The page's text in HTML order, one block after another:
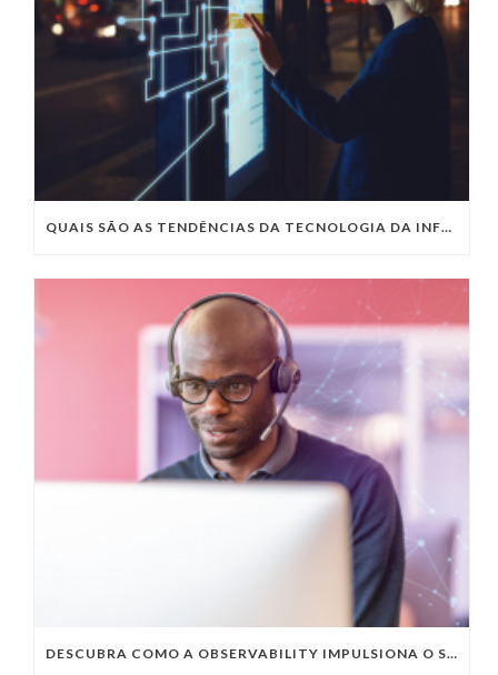
QUAIS SÃO AS TENDÊNCIAS DA TECNOLOGIA DA INFORMAÇÃO PARA 2023?
DESCUBRA COMO A OBSERVABILITY IMPULSIONA O SUCESSO DO SEU NEGÓCIO